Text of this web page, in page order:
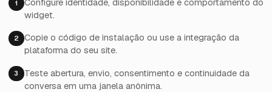
1
Configure identidade, disponibilidade e comportamento do
widget.
2
Copie o código de instalação ou use a integração da
plataforma do seu site.
3
Teste abertura, envio, consentimento e continuidade da
conversa em uma janela anônima.